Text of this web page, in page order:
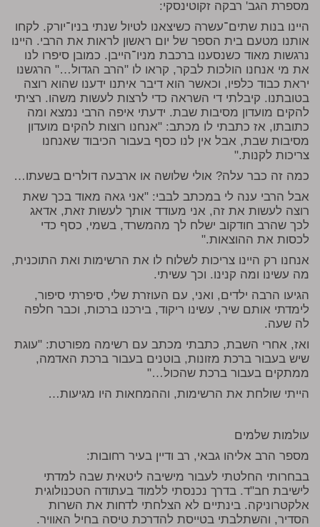
מספרת הגב' רבקה זקוטינסקי:
היינו בנות שתים־עשרה כשיצאנו לטיול שנתי בניו־יורק. לקחו
אותנו מטעם בית הספר של יום ראשון לראות את הרבי. היינו
נרגשות מאוד כשנסענו ברכבת מניו־הייבן. כמובן סיפרו לנו
את מי אנחנו הולכות לבקר, קראו לו "הרב הגדול…" הרגשנו
יראת כבוד כלפיו, וכאשר הוא דיבר איתנו ידענו שהוא רוצה
בטובתנו. קיבלתי די השראה כדי לרצות לעשות משהו. רציתי
להקים מועדון מסיבות שבת. ידעתי איפה הרבי נמצא ומה
כתובתו, אז כתבתי לו מכתב: "אנחנו רוצות להקים מועדון
מסיבות שבת, אבל אין לנו כסף בעבור הכיבוד שאנחנו
צריכות לקנות."
כמה זה כבר עלה? אולי שלושה או ארבעה דולרים בשעתו…
אבל הרבי ענה לי במכתב לבבי: "אני גאה מאוד בכך שאת
רוצה לעשות את זה, אני מעודד אותך לעשות זאת, אדאג
לכך שהרב חודקוב ישלח לך מהמשרד, בשמי, כסף כדי
לכסות את ההוצאות."
אנחנו רק היינו צריכות לשלוח לו את הרשימות ואת התוכנית,
מה עשינו ומה קנינו. וכך עשיתי.
הגיעו הרבה ילדים, ואני, עם העוזרת שלי, סיפרתי סיפור,
לימדתי אותם שיר, עשינו ריקוד, בירכנו ברכות, וכבר חלפה
לה שעה.
ואז, אחרי השבת, כתבתי מכתב עם רשימה מפורטת: "עוגת
שיש בעבור ברכת מזונות, בוטנים בעבור ברכת האדמה,
ממתקים בעבור ברכת שהכול…"
הייתי שולחת את הרשימות, וההמחאות היו מגיעות…
עולמות שלמים
מספר הרב אליהו גבאי, רב ודיין בעיר רחובות:
בבחרותי החלטתי לעבור מישיבה ליטאית שבה למדתי
לישיבת חב"ד. בדרך נכנסתי ללמוד בעתודה הטכנולוגית
אלקטרוניקה. בינתיים לא הצלחתי לדחות את השרות
הסדיר, והשתלבתי בטייסת להדרכת טיסה בחיל האוויר.